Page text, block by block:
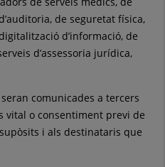
de seguretat física,
d’informació, de
d’assessoria jurídica,
comunicades a tercers
vital o consentiment previ de
i als destinataris que